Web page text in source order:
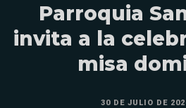
Parroquia
invita a la
misa
30 DE JULIO DE